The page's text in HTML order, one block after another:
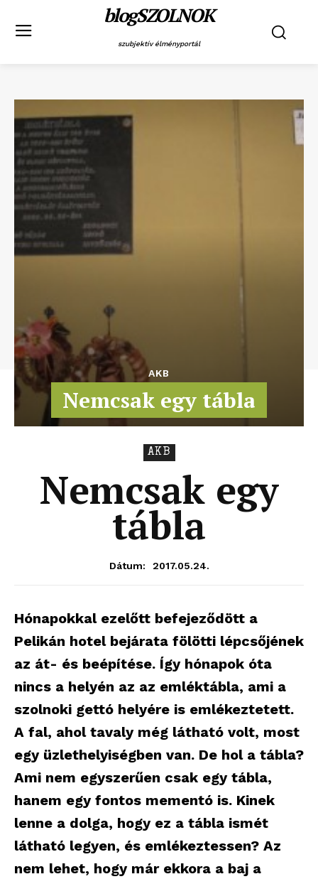
blogSZOLNOK
szubjektív élményportál
AKB
Nemcsak egy tábla
AKB
Nemcsak egy
tábla
Dátum: 2017.05.24.
Hónapokkal ezelőtt befejeződött a
Pelikán hotel bejárata fölötti lépcsőjének
az át- és beépítése. Így hónapok óta
nincs a helyén az az emléktábla, ami a
szolnoki gettó helyére is emlékeztetett.
A fal, ahol tavaly még látható volt, most
egy üzlethelyiségben van. De hol a tábla?
Ami nem egyszerűen csak egy tábla,
hanem egy fontos mementó is. Kinek
lenne a dolga, hogy ez a tábla ismét
látható legyen, és emlékeztessen? Az
nem lehet, hogy már ekkora a baj a